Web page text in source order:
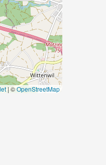
| ©OpenStreetMap